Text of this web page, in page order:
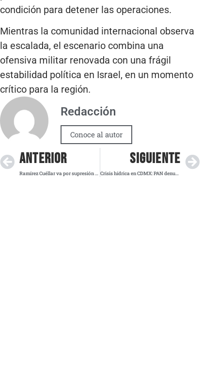
condición para detener las operaciones.
Mientras la comunidad internacional observa
la escalada, el escenario combina una
ofensiva militar renovada con una frágil
estabilidad política en Israel, en un momento
crítico para la región.
Redacción
Conoce al autor
ANTERIOR
Ramírez Cuéllar va por supresión del fuero de gobernadores y legisladores: “es un mecanismo de impunidad”, acusa
SIGUIENTE
Crisis hídrica en CDMX: PAN denuncia ayuda selectiva y cobros abusivos por pipas